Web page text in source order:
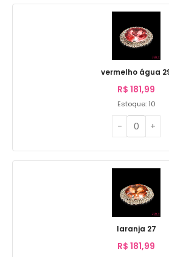
vermelho água
R$ 181,99
Estoque: 10
laranja 27
R$ 181,99